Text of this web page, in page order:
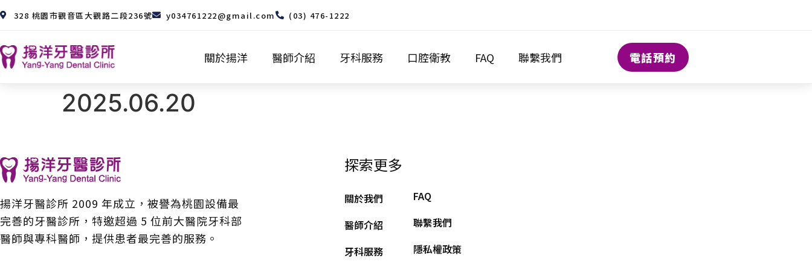
328 桃園市觀音區大觀路二段236號 y034761222@gmail.com (03) 476-1222
關於揚洋 醫師介紹 牙科服務 口腔衛教 FAQ 聯繫我們 電話預約
2025.06.20
揚洋牙醫診所 2009 年成立，被譽為桃園設備最
完善的牙醫診所，特邀超過 5 位前大醫院牙科部
醫師與專科醫師，提供患者最完善的服務。
探索更多
關於我們
醫師介紹
牙科服務
FAQ
聯繫我們
隱私權政策